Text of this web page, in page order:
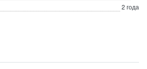
2 года